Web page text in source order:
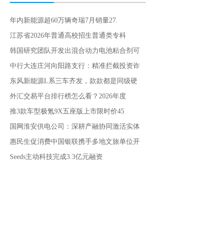
年内新能源超60万辆奇瑞7月销量27.
江苏省2026年普通高校招生普通类专科
韩国研究团队开发出混合动力电池粘合剂可
中行大连庄河向阳路支行：精准拦截投资诈
东风新能源L系三车齐发，款款都是同级硬
外汇交易平台排行榜怎么看？2026年度
推3款车型极氪9X五座版上市限时价45
国网淮安供电公司：深耕产融协同激活实体
惠民生促消费中国银联携手多地文旅单位开
Seeds主动科技完成3.3亿元融资